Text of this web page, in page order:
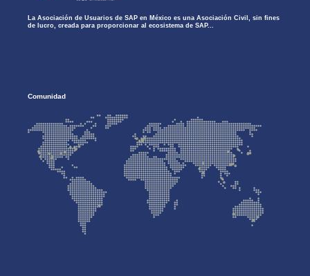
La Asociación de Usuarios de SAP en México es una Asociación Civil, sin fines
de lucro, creada para proporcionar al ecosistema de SAP...
Comunidad